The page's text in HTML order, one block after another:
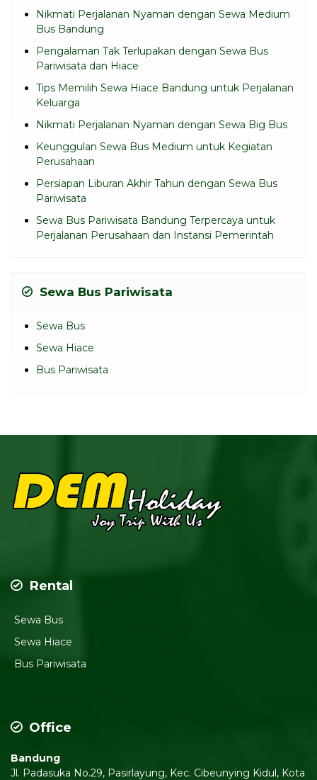
Nikmati Perjalanan Nyaman dengan Sewa Medium
Bus Bandung
Pengalaman Tak Terlupakan dengan Sewa Bus
Pariwisata dan Hiace
Tips Memilih Sewa Hiace Bandung untuk Perjalanan
Keluarga
Nikmati Perjalanan Nyaman dengan Sewa Big Bus
Keunggulan Sewa Bus Medium untuk Kegiatan
Perusahaan
Persiapan Liburan Akhir Tahun dengan Sewa Bus
Pariwisata
Sewa Bus Pariwisata Bandung Terpercaya untuk
Perjalanan Perusahaan dan Instansi Pemerintah
Sewa Bus Pariwisata
Sewa Bus
Sewa Hiace
Bus Pariwisata
Rental
Sewa Bus
Sewa Hiace
Bus Pariwisata
Office
Bandung
Jl. Padasuka No.29, Pasirlayung, Kec. Cibeunying Kidul, Kota